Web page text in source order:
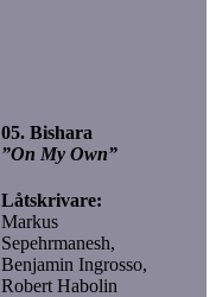
05. Bishara
”On My Own”
Låtskrivare:
Markus
Sepehrmanesh,
Benjamin Ingrosso,
Robert Habolin